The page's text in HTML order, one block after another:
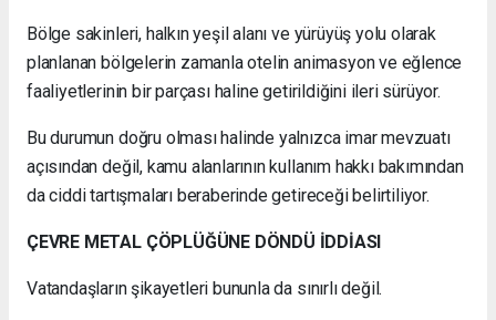
Bölge sakinleri, halkın yeşil alanı ve yürüyüş yolu olarak
planlanan bölgelerin zamanla otelin animasyon ve eğlence
faaliyetlerinin bir parçası haline getirildiğini ileri sürüyor.
Bu durumun doğru olması halinde yalnızca imar mevzuatı
açısından değil, kamu alanlarının kullanım hakkı bakımından
da ciddi tartışmaları beraberinde getireceği belirtiliyor.
ÇEVRE METAL ÇÖPLÜĞÜNE DÖNDÜ İDDİASI
Vatandaşların şikayetleri bununla da sınırlı değil.